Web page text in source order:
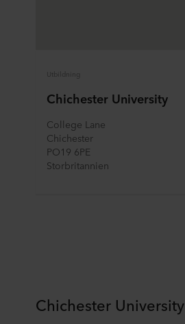
Utbildning
Chichester University
College Lane
Chichester
PO19 6PE
Storbritannien
Chichester University